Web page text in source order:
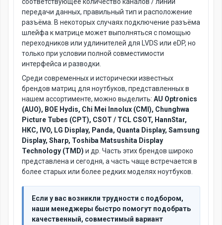
передачи данных, правильный тип и расположение
разъёма. В некоторых случаях подключение разъёма
шлейфа к матрице может выполняться с помощью
переходников или удлинителей для LVDS или eDP, но
только при условии полной совместимости
интерфейса и разводки.
Среди современных и исторически известных
брендов матриц для ноутбуков, представленных в
нашем ассортименте, можно выделить: AU Optronics
(AUO), BOE Hydis, Chi Mei Innolux (CMI), Chunghwa
Picture Tubes (CPT), CSOT / TCL CSOT, HannStar,
HKC, IVO, LG Display, Panda, Quanta Display, Samsung
Display, Sharp, Toshiba Matsushita Display
Technology (TMD) и др. Часть этих брендов широко
представлена и сегодня, а часть чаще встречается в
более старых или более редких моделях ноутбуков.
Если у вас возникли трудности с подбором,
наши менеджеры быстро помогут подобрать
качественный, совместимый вариант